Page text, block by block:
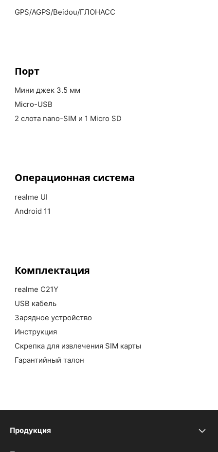
GPS/AGPS/Beidou/ГЛОНАСС
Порт
Мини джек 3.5 мм
Micro-USB
2 слота nano-SIM и 1 Micro SD
Операционная система
realme UI
Android 11
Комплектация
realme C21Y
USB кабель
Зарядное устройство
Инструкция
Скрепка для извлечения SIM карты
Гарантийный талон
Продукция